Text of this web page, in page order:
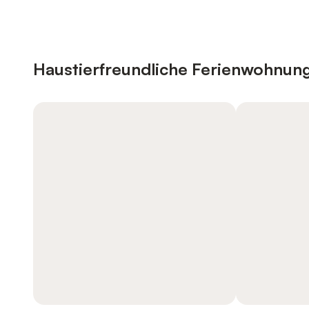
Haustierfreundliche